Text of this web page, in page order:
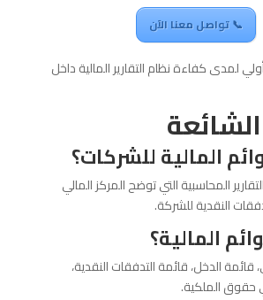
📞 تواصل معنا الآن
لمدى كفاءة نظام التقارير المالية داخل
المالية للشركات؟
المحاسبية التي توضح المركز المالي
النقدية للشركة.
المالية؟
قائمة الدخل، قائمة التدفقات النقدية،
حقوق الملكية.